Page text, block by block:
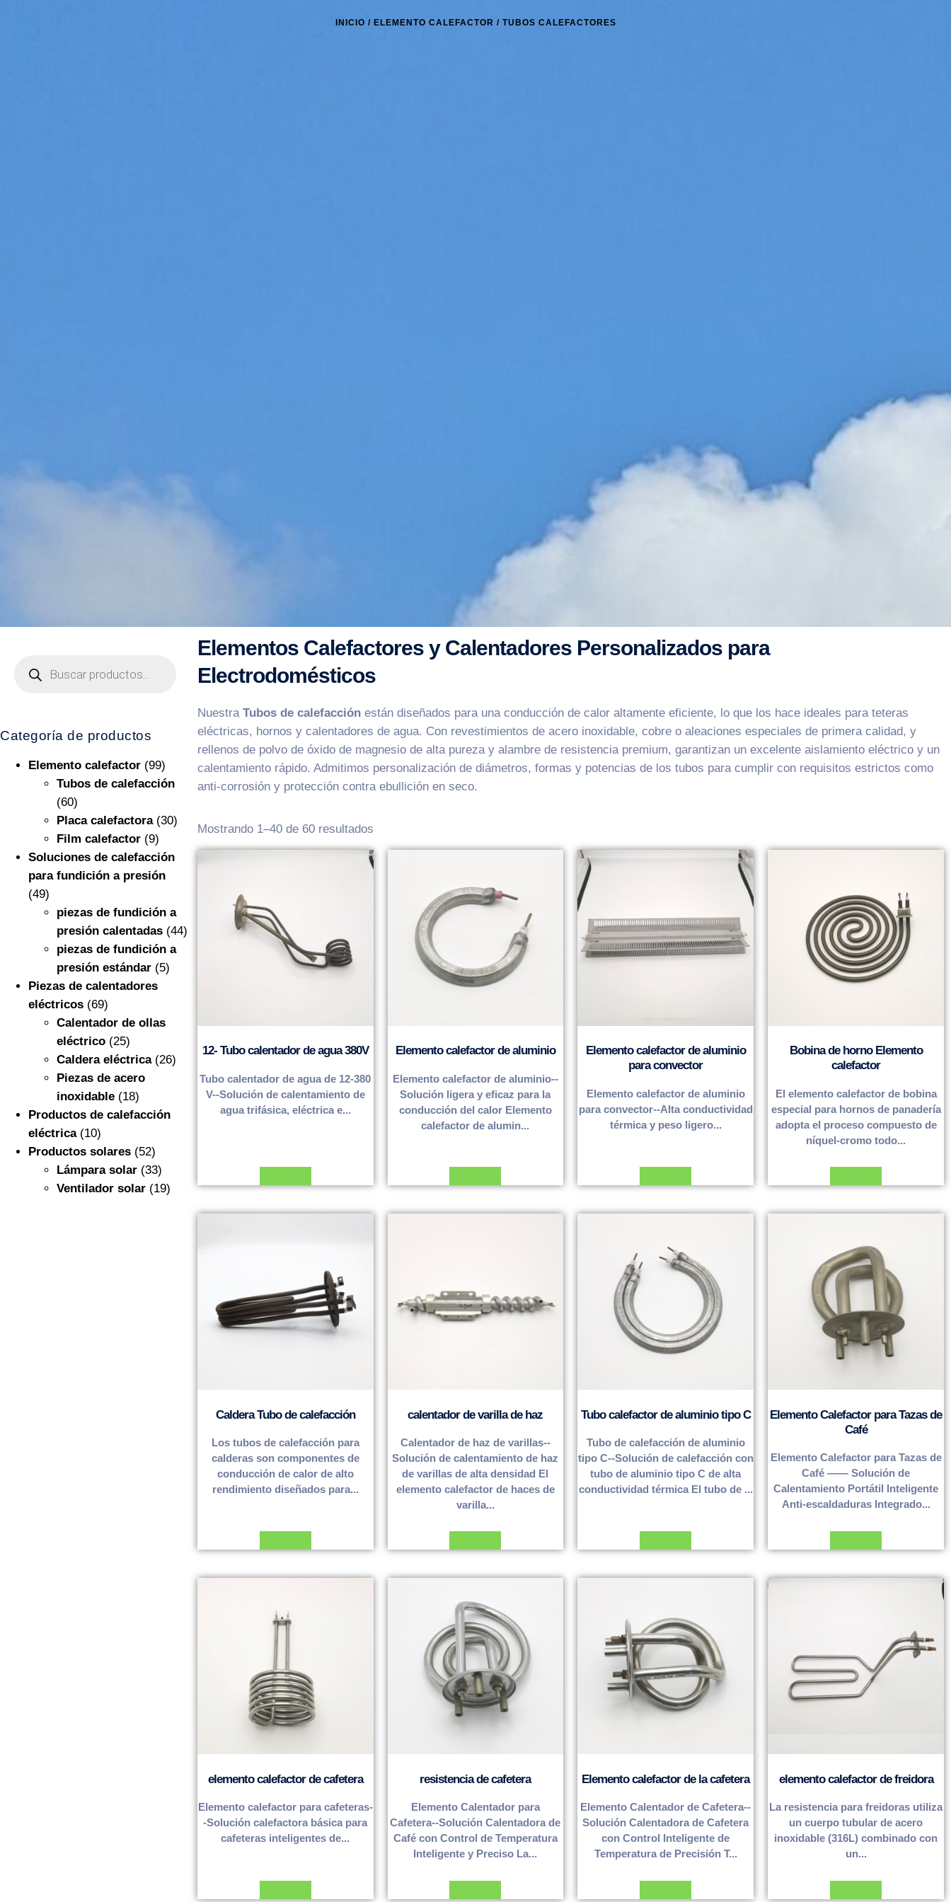
INICIO / ELEMENTO CALEFACTOR / TUBOS CALEFACTORES
Categoría de productos
Elemento calefactor (99)
Tubos de calefacción
(60)
Placa calefactora (30)
Film calefactor (9)
Soluciones de calefacción
para fundición a presión
(49)
piezas de fundición a
presión calentadas (44)
piezas de fundición a
presión estándar (5)
Piezas de calentadores
eléctricos (69)
Calentador de ollas
eléctrico (25)
Caldera eléctrica (26)
Piezas de acero
inoxidable (18)
Productos de calefacción
eléctrica (10)
Productos solares (52)
Lámpara solar (33)
Ventilador solar (19)
Elementos Calefactores y Calentadores Personalizados para
Electrodomésticos
Nuestra Tubos de calefacciónestán diseñados para una conducción de calor altamente eficiente, lo que los hace ideales para teteras
eléctricas, hornos y calentadores de agua. Con revestimientos de acero inoxidable, cobre o aleaciones especiales de primera calidad, y
rellenos de polvo de óxido de magnesio de alta pureza y alambre de resistencia premium, garantizan un excelente aislamiento eléctrico y un
calentamiento rápido. Admitimos personalización de diámetros, formas y potencias de los tubos para cumplir con requisitos estrictos como
anti-corrosión y protección contra ebullición en seco.
Mostrando 1–40 de 60 resultados
12- Tubo calentador de agua 380V
Tubo calentador de agua de 12-380
V--Solución de calentamiento de
agua trifásica, eléctrica e...
Elemento calefactor de aluminio
Elemento calefactor de aluminio--
Solución ligera y eficaz para la
conducción del calor Elemento
calefactor de alumin...
Elemento calefactor de aluminio
para convector
Elemento calefactor de aluminio
para convector--Alta conductividad
térmica y peso ligero...
Bobina de horno Elemento
calefactor
El elemento calefactor de bobina
especial para hornos de panadería
adopta el proceso compuesto de
níquel-cromo todo...
Caldera Tubo de calefacción
Los tubos de calefacción para
calderas son componentes de
conducción de calor de alto
rendimiento diseñados para...
calentador de varilla de haz
Calentador de haz de varillas--
Solución de calentamiento de haz
de varillas de alta densidad El
elemento calefactor de haces de
varilla...
Tubo calefactor de aluminio tipo C
Tubo de calefacción de aluminio
tipo C--Solución de calefacción con
tubo de aluminio tipo C de alta
conductividad térmica El tubo de ...
Elemento Calefactor para Tazas de
Café
Elemento Calefactor para Tazas de
Café —— Solución de
Calentamiento Portátil Inteligente
Anti-escaldaduras Integrado...
elemento calefactor de cafetera
Elemento calefactor para cafeteras-
-Solución calefactora básica para
cafeteras inteligentes de...
resistencia de cafetera
Elemento Calentador para
Cafetera--Solución Calentadora de
Café con Control de Temperatura
Inteligente y Preciso La...
Elemento calefactor de la cafetera
Elemento Calentador de Cafetera--
Solución Calentadora de Cafetera
con Control Inteligente de
Temperatura de Precisión T...
elemento calefactor de freidora
La resistencia para freidoras utiliza
un cuerpo tubular de acero
inoxidable (316L) combinado con
un...